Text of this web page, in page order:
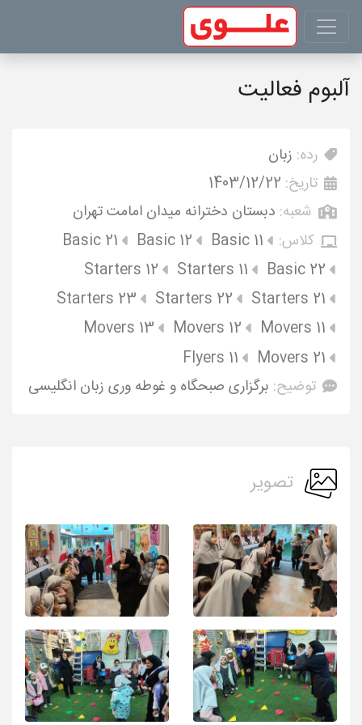
آلبوم فعالیت
رده: زبان
تاریخ: 1403/12/22
شعبه: دبستان دخترانه میدان امامت تهران
کلاس:
Basic 11
Basic 12
Basic 21
Basic 22
Starters 11
Starters 12
Starters 21
Starters 22
Starters 23
Movers 11
Movers 12
Movers 13
Movers 21
Flyers 11
توضیح: برگزاری صبحگاه و غوطه وری زبان انگلیسی
تصویر